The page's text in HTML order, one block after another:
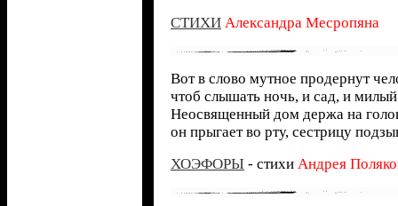
СТИХИ Александра Месропяна
Вот в слово мутное продернут
чтоб слышать ночь, и сад, и
Неосвященный дом держа на
он прыгает во рту, сестрицу
ХОЭФОРЫ - стихи Андрея